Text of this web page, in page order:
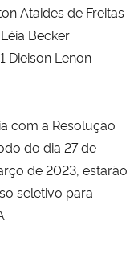
Ataides de Freitas
Becker
Dieison Lenon
com a Resolução
do dia 27 de
de 2023, estarão
seletivo para